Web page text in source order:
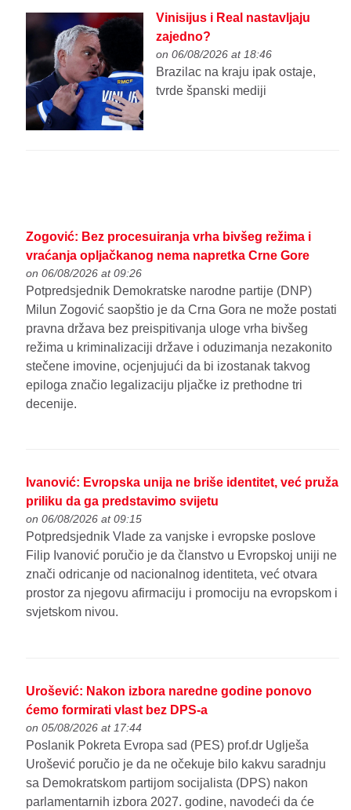
Vinisijus i Real nastavljaju
zajedno?
on 06/08/2026 at 18:46
Brazilac na kraju ipak ostaje,
tvrde španski mediji
Zogović: Bez procesuiranja vrha bivšeg režima i
vraćanja opljačkanog nema napretka Crne Gore
on 06/08/2026 at 09:26
Potpredsjednik Demokratske narodne partije (DNP)
Milun Zogović saopštio je da Crna Gora ne može postati
pravna država bez preispitivanja uloge vrha bivšeg
režima u kriminalizaciji države i oduzimanja nezakonito
stečene imovine, ocjenjujući da bi izostanak takvog
epiloga značio legalizaciju pljačke iz prethodne tri
decenije.
Ivanović: Evropska unija ne briše identitet, već pruža
priliku da ga predstavimo svijetu
on 06/08/2026 at 09:15
Potpredsjednik Vlade za vanjske i evropske poslove
Filip Ivanović poručio je da članstvo u Evropskoj uniji ne
znači odricanje od nacionalnog identiteta, već otvara
prostor za njegovu afirmaciju i promociju na evropskom i
svjetskom nivou.
Urošević: Nakon izbora naredne godine ponovo
ćemo formirati vlast bez DPS-a
on 05/08/2026 at 17:44
Poslanik Pokreta Evropa sad (PES) prof.dr Uglješa
Urošević poručio je da ne očekuje bilo kakvu saradnju
sa Demokratskom partijom socijalista (DPS) nakon
parlamentarnih izbora 2027. godine, navodeći da će